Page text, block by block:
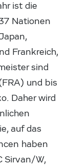
ist die
Nationen
Frankreich,
sind
und bis
Daher wird
auf das
haben
Sirvan/W,